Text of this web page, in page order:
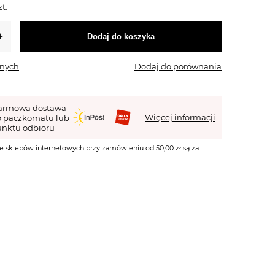
Dodaj do koszyka
Dodaj do porównania
dostawa
paczkomatu lub
odbioru
Więcej informacji
sklepów internetowych przy zamówieniu od 50,00 zł są za